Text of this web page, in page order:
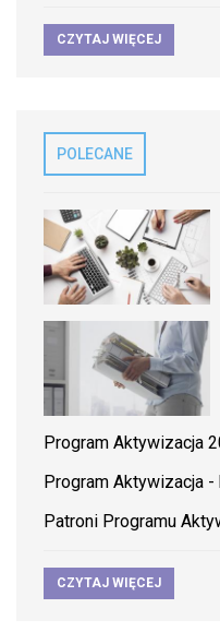
CZYTAJ WIĘCEJ
POLECANE
Program Aktywizacja
Program Aktywizacja
Patroni Programu
CZYTAJ WIĘCEJ